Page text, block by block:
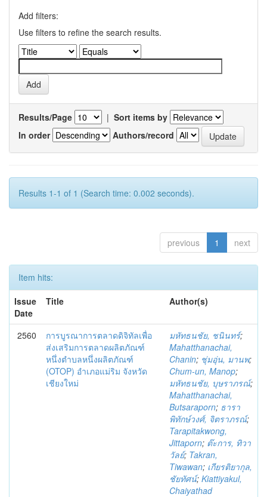
Add filters:
Use filters to refine the search results.
Results/Page | Sort items by
In order
Authors/record
Results 1-1 of 1 (Search time: 0.002 seconds).
previous 1 next
Item hits:
Issue
Date
Title Author(s)
2560
การบูรณาการตลาดดิจิทัลเพื่อ
ส่งเสริมการตลาดผลิตภัณฑ์
หนึ่งตำบลหนึ่งผลิตภัณฑ์
(OTOP) อำเภอแม่ริม จังหวัด
เชียงใหม่
มหัทธนชัย, ชนินทร์;
Mahatthanachai,
Chanin; ชุ่มอุ่น, มานพ;
Chum-un, Manop;
มหัทธนชัย, บุษราภรณ์;
Mahatthanachai,
Butsaraporn; ธารา
พิทักษ์วงศ์, จิตราภรณ์;
Tarapitakwong,
Jittaporn; ต๊ะการ, ทิวา
วัลย์; Takran,
Tiwawan; เกียรติยากุล,
ชัยทัศน์; Kiattiyakul,
Chaiyathad